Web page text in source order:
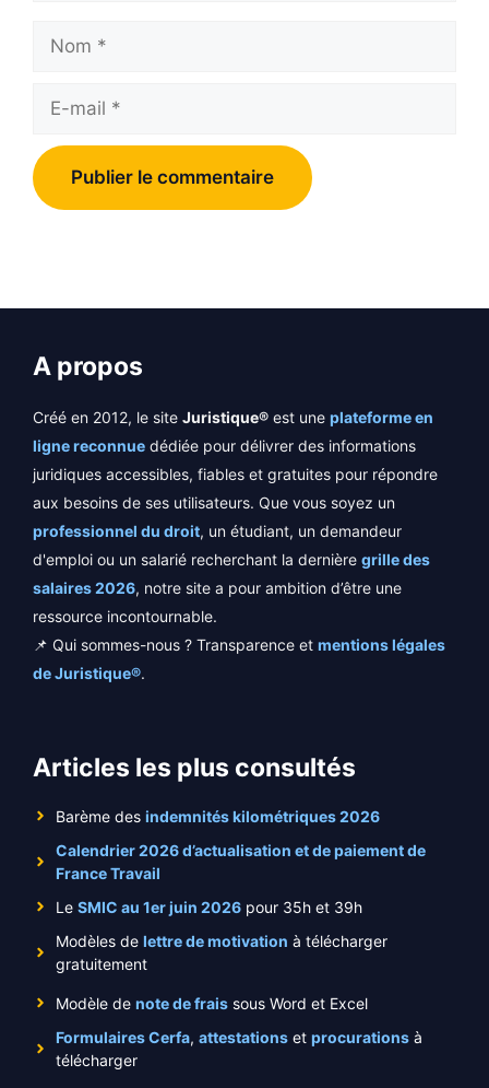
mail
A propos
Créé en 2012, le site Juristique® est une plateforme en
ligne reconnue dédiée pour délivrer des informations
juridiques accessibles, fiables et gratuites pour répondre
aux besoins de ses utilisateurs. Que vous soyez un
professionnel du droit, un étudiant, un demandeur
d'emploi ou un salarié recherchant la dernière grille des
salaires 2026, notre site a pour ambition d’être une
ressource incontournable.
📌 Qui sommes-nous ? Transparence et mentions légales
de Juristique®.
Articles les plus consultés
Barème des indemnités kilométriques 2026
Calendrier 2026 d’actualisation et de paiement de
France Travail
Le SMIC au 1er juin 2026 pour 35h et 39h
Modèles de lettre de motivation à télécharger
gratuitement
Modèle de note de frais sous Word et Excel
Formulaires Cerfa, attestations et procurations à
télécharger